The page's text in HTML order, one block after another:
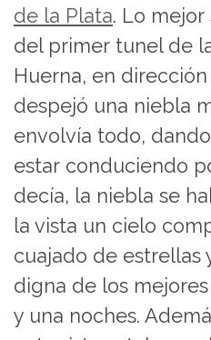
de la Plata. Lo
del primer tunel de
Huerna, en
despejó una niebla
envolvía todo,
estar conduciendo
decía, la niebla se
la vista un cielo
cuajado de estrellas
digna de los
y una noches.